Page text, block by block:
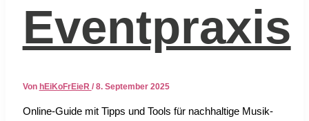
Eventpraxis
Von hEiKoFrEieR / 8. September 2025
Online-Gui­de mit Tipps und Tools für nach­hal­ti­ge Musik-